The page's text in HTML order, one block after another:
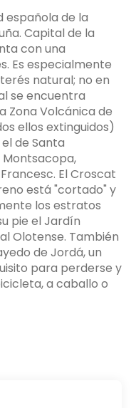
española de la
Capital de la
con una
Es especialmente
natural; no en
se encuentra
Zona Volcánica de
ellos extinguidos)
de Santa
El Croscat
está "cortado" y
los estratos
pie el Jardín
Olotense. También
de Jordá, un
para perderse y
a caballo o